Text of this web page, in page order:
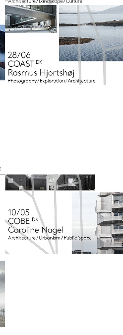
Show larger version
Show larger version